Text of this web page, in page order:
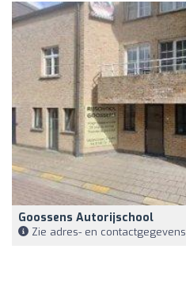
Goossens Autorijschool
Zie adres- en contactgegevens